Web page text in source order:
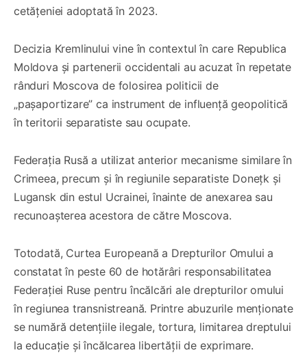
cetățeniei adoptată în 2023.
Decizia Kremlinului vine în contextul în care Republica
Moldova și partenerii occidentali au acuzat în repetate
rânduri Moscova de folosirea politicii de
„pașaportizare” ca instrument de influență geopolitică
în teritorii separatiste sau ocupate.
Federația Rusă a utilizat anterior mecanisme similare în
Crimeea, precum și în regiunile separatiste Donețk și
Lugansk din estul Ucrainei, înainte de anexarea sau
recunoașterea acestora de către Moscova.
Totodată, Curtea Europeană a Drepturilor Omului a
constatat în peste 60 de hotărâri responsabilitatea
Federației Ruse pentru încălcări ale drepturilor omului
în regiunea transnistreană. Printre abuzurile menționate
se numără detențiile ilegale, tortura, limitarea dreptului
la educație și încălcarea libertății de exprimare.